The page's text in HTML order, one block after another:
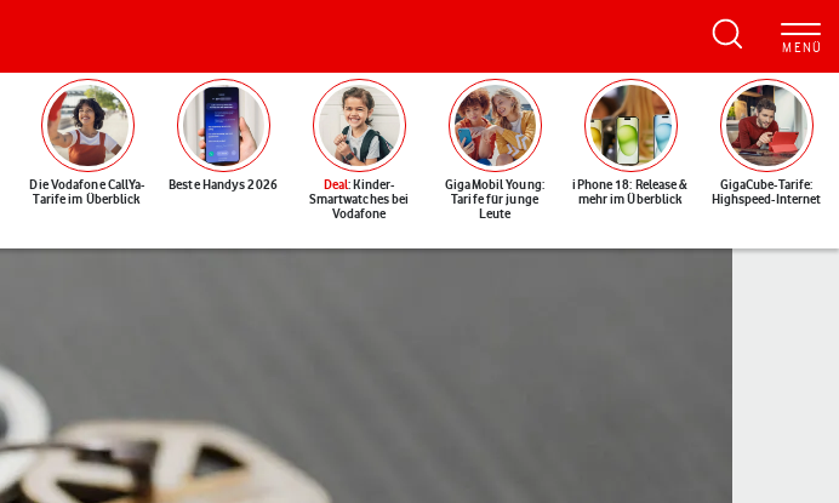
Die Vodafone CallYa-
Tarife im Überblick
Beste Handys 2026 Deal: Kinder-
Smartwatches bei
Vodafone
GigaMobil Young:
Tarife für junge
Leute
iPhone 18: Release &
mehr im Überblick
GigaCube-Tarife:
Highspeed-Internet